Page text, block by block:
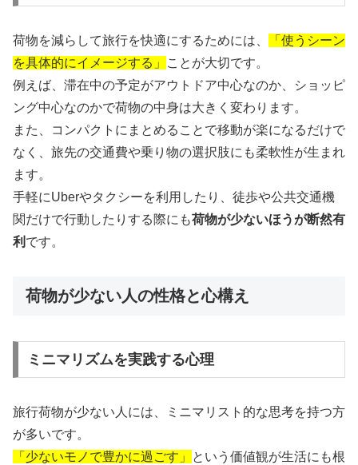
荷物を減らして旅行を快適にするためには、
「使うシーン
を具体的にイメージする」
ことが大切です。
例えば、滞在中の予定がアウトドア中心なのか、ショッピ
ング中心なのかで荷物の中身は大きく変わります。
また、コンパクトにまとめることで移動が楽になるだけで
なく、旅先の交通費や乗り物の選択肢にも柔軟性が生まれ
ます。
手軽にUberやタクシーを利用したり、徒歩や公共交通機
関だけで行動したりする際にも荷物が少ないほうが断然有
利 です。
荷物が少ない人の性格と心構え
ミニマリズムを実践する心理
旅行荷物が少ない人には、ミニマリスト的な思考を持つ方
が多いです。
「少ないモノで豊かに過ごす」
という価値観が生活にも根